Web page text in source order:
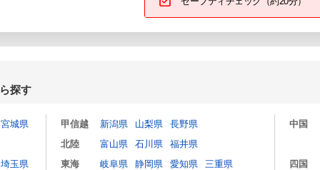
探す
宮城県
埼玉県
甲信越 新潟県 山梨県
長野県
北陸
富山県 石川県
福井県
東海
岐阜県 静岡県 愛知県
三重県
中国
四国